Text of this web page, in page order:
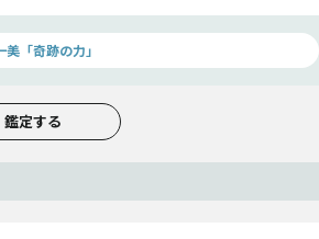
美「奇跡の力」
鑑定する